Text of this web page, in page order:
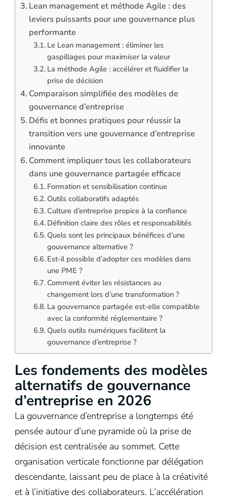
Lean management et méthode Agile : des
leviers puissants pour une gouvernance plus
performante
Le Lean management : éliminer les
gaspillages pour maximiser la valeur
La méthode Agile : accélérer et fluidifier la
prise de décision
Comparaison simplifiée des modèles de
gouvernance d’entreprise
Défis et bonnes pratiques pour réussir la
transition vers une gouvernance d’entreprise
innovante
Comment impliquer tous les collaborateurs
dans une gouvernance partagée efficace
Formation et sensibilisation continue
Outils collaboratifs adaptés
Culture d’entreprise propice à la confiance
Définition claire des rôles et responsabilités
Quels sont les principaux bénéfices d’une
gouvernance alternative ?
Est-il possible d’adopter ces modèles dans
une PME ?
Comment éviter les résistances au
changement lors d’une transformation ?
La gouvernance partagée est-elle compatible
avec la conformité réglementaire ?
Quels outils numériques facilitent la
gouvernance d’entreprise ?
Les fondements des modèles
alternatifs de gouvernance
d’entreprise en 2026
La gouvernance d’entreprise a longtemps été
pensée autour d’une pyramide où la prise de
décision est centralisée au sommet. Cette
organisation verticale fonctionne par délégation
descendante, laissant peu de place à la créativité
et à l’initiative des collaborateurs. L’accélération